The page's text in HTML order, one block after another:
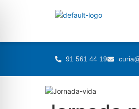
91 561 44 19